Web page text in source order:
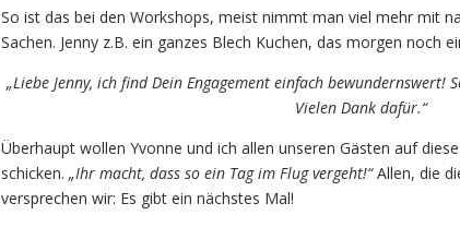
So ist das bei den Workshops, meist nimmt man viel mehr mit
Sachen. Jenny z.B. ein ganzes Blech Kuchen, das morgen noch
„Liebe Jenny, ich find Dein Engagement einfach bewundernswert!
Vielen Dank dafür.“
Überhaupt wollen Yvonne und ich allen unseren Gästen auf
schicken. „Ihr macht, dass so ein Tag im Flug vergeht!“Allen, die
versprechen wir: Es gibt ein nächstes Mal!